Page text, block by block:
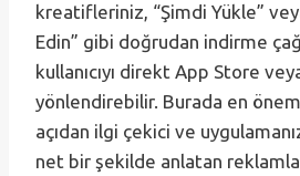
kreatifleriniz, “Şimdi Yükle”
Edin” gibi doğrudan indirme
kullanıcıyı direkt App Store
yönlendirebilir. Burada en
açıdan ilgi çekici ve
net bir şekilde anlatan